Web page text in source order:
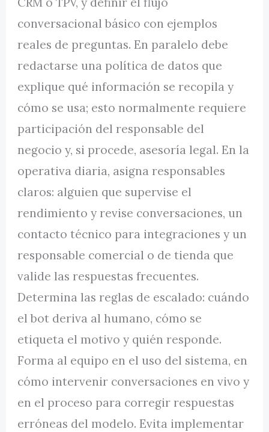
conversacional básico con ejemplos
reales de preguntas. En paralelo debe
redactarse una política de datos que
explique qué información se recopila y
cómo se usa; esto normalmente requiere
participación del responsable del
negocio y, si procede, asesoría legal. En la
operativa diaria, asigna responsables
claros: alguien que supervise el
rendimiento y revise conversaciones, un
contacto técnico para integraciones y un
responsable comercial o de tienda que
valide las respuestas frecuentes.
Determina las reglas de escalado: cuándo
el bot deriva al humano, cómo se
etiqueta el motivo y quién responde.
Forma al equipo en el uso del sistema, en
cómo intervenir conversaciones en vivo y
en el proceso para corregir respuestas
erróneas del modelo. Evita implementar